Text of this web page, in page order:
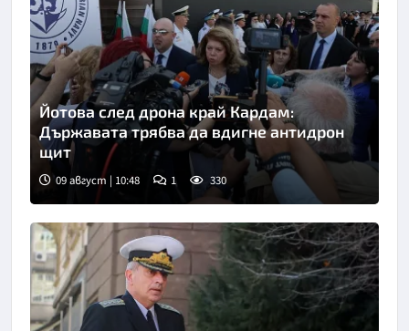
Снимка: БТА
Йотова след дрона край Кардам:
Държавата трябва да вдигне антидрон
щит
09 август | 10:48 1 330